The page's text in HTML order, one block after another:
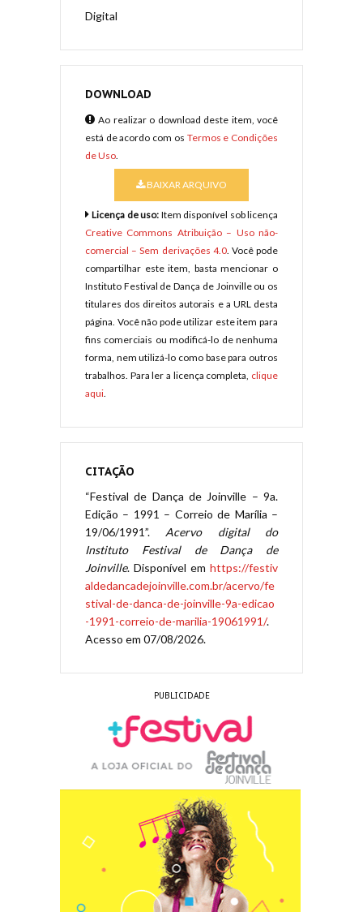
Digital
DOWNLOAD
Ao realizar o download deste item, você
está de acordo com os Termos e Condições
de Uso.
BAIXAR ARQUIVO
Licença de uso: Item disponível sob licença
Creative Commons Atribuição – Uso não-
comercial – Sem derivações 4.0. Você pode
compartilhar este item, basta mencionar o
Instituto Festival de Dança de Joinville ou os
titulares dos direitos autorais e a URL desta
página. Você não pode utilizar este item para
fins comerciais ou modificá-lo de nenhuma
forma, nem utilizá-lo como base para outros
trabalhos. Para ler a licença completa, clique
aqui.
CITAÇÃO
“Festival de Dança de Joinville – 9a.
Edição – 1991 – Correio de Marília –
19/06/1991”. Acervo digital do
Instituto Festival de Dança de
Joinville. Disponível em https://festiv
aldedancadejoinville.com.br/acervo/fe
stival-de-danca-de-joinville-9a-edicao
-1991-correio-de-marilia-19061991/.
Acesso em 07/08/2026.
PUBLICIDADE